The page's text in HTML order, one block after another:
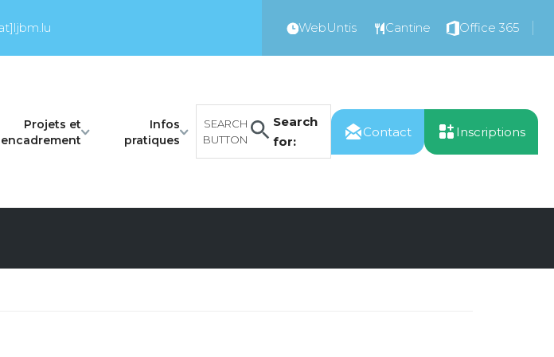
WebUntis Cantine Office 365
Projets et
encadrement
Infos
pratiques
Search
for:
SEARCH
BUTTON
Contact Inscriptions